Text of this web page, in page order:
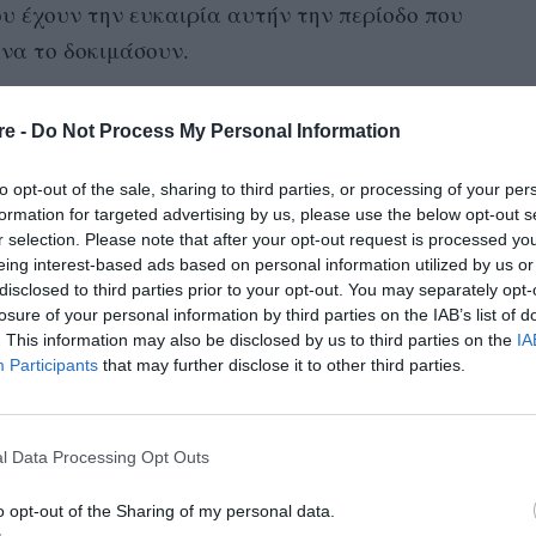
- Do Not Process My Personal Information
opt-out of the sale, sharing to third parties, or processing of your
for targeted advertising by us, please use the below opt-out
selection. Please note that after your opt-out request is processed
interest-based ads based on personal information utilized by us
to third parties prior to your opt-out. You may separately
of your personal information by third parties on the IAB’s list of
This information may also be disclosed by us to third parties on the
Participants that may further disclose it to other third parties.
Data Processing Opt Outs
opt-out of the Sharing of my personal data.
έχουν την ευκαιρία αυτήν την περίοδο που
το δοκιμάσουν.
το αποτέλεσμα της συνεργασίας της με
και το site που διατηρεί Rose Inc, στο
ένα ξεχωριστό look με την υπογραφεί
μοιράζονται μυστικά από την τέχνη τους με
Crush είναι πολύ εντυπωσιακό, αλλά
μπορεί μια γυναίκα να δημιουργήσει. Στην
μοντέλου χρησιμοποιώντας το Stylo
Bleu Nuit. Πρόκειται για ένα προϊόν
άνετη υφή φόρμουλά του τόσο ως μολύβι,